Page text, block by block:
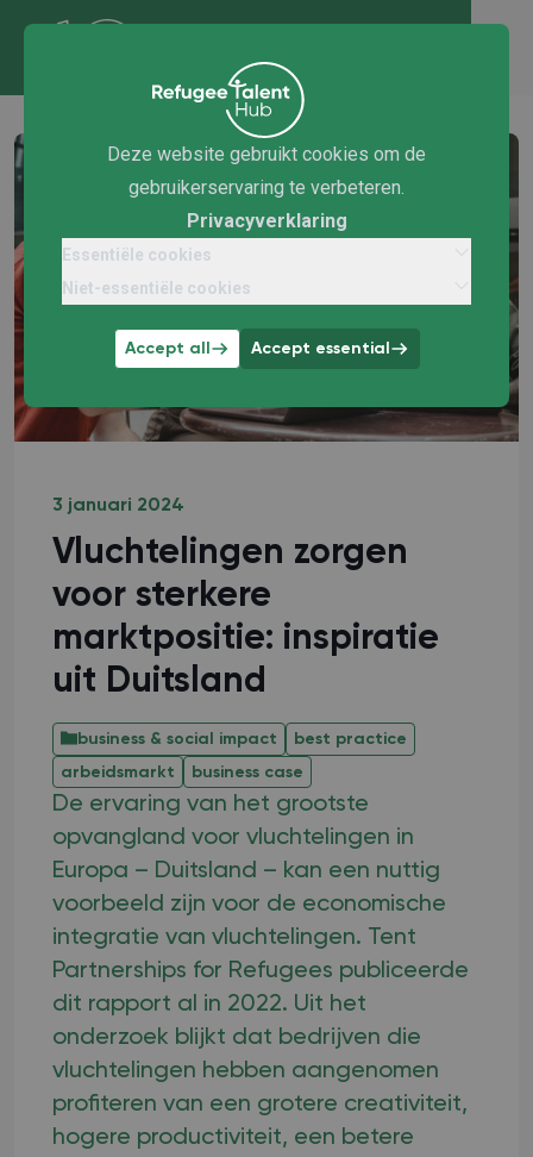
Deze website gebruikt cookies om de
gebruikerservaring te verbeteren.
Privacyverklaring
Essentiële cookies
Niet-essentiële cookies
Accept all Accept essential
3 januari 2024
Vluchtelingen zorgen
voor sterkere
marktpositie: inspiratie
uit Duitsland
business & social impact
best practice
arbeidsmarkt
business case
De ervaring van het grootste
opvangland voor vluchtelingen in
Europa – Duitsland – kan een nuttig
voorbeeld zijn voor de economische
integratie van vluchtelingen. Tent
Partnerships for Refugees publiceerde
dit rapport al in 2022. Uit het
onderzoek blijkt dat bedrijven die
vluchtelingen hebben aangenomen
profiteren van een grotere creativiteit,
hogere productiviteit, een betere